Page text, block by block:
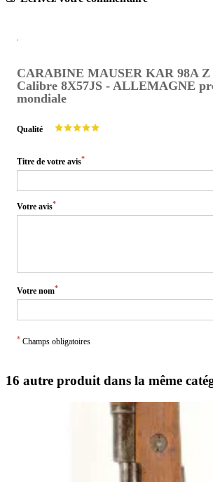
CARABINE MAUSER KAR 98A Z
Calibre 8X57JS - ALLEMAGNE
mondiale
Qualité
Titre de votre avis*
Votre avis*
Votre nom*
* Champs obligatoires
16 autre produit dans la même